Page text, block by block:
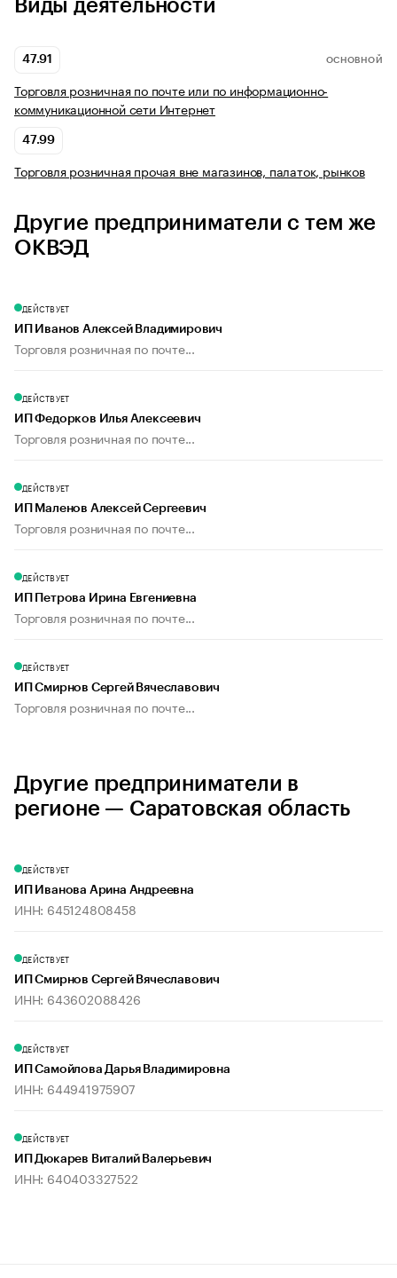
Виды деятельности
47.91 ОСНОВНОЙ
Торговля розничная по почте или по информационно-
коммуникационной сети Интернет
47.99
Торговля розничная прочая вне магазинов, палаток, рынков
Другие предприниматели с тем же
ОКВЭД
ДЕЙСТВУЕТ
ИП Иванов Алексей Владимирович
Торговля розничная по почте...
ДЕЙСТВУЕТ
ИП Федорков Илья Алексеевич
Торговля розничная по почте...
ДЕЙСТВУЕТ
ИП Маленов Алексей Сергеевич
Торговля розничная по почте...
ДЕЙСТВУЕТ
ИП Петрова Ирина Евгениевна
Торговля розничная по почте...
ДЕЙСТВУЕТ
ИП Смирнов Сергей Вячеславович
Торговля розничная по почте...
Другие предприниматели в
регионе — Саратовская область
ДЕЙСТВУЕТ
ИП Иванова Арина Андреевна
ИНН: 645124808458
ДЕЙСТВУЕТ
ИП Смирнов Сергей Вячеславович
ИНН: 643602088426
ДЕЙСТВУЕТ
ИП Самойлова Дарья Владимировна
ИНН: 644941975907
ДЕЙСТВУЕТ
ИП Дюкарев Виталий Валерьевич
ИНН: 640403327522